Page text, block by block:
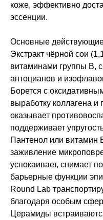
коже, эффективно
эссенции.
Основные
Экстракт чёрной сои
витаминами группы B,
антоцианов и
Борется с
выработку коллагена и
оказывает
поддерживает
Пантенол или витамин
заживление
успокаивает, снимает
барьерные функции
Round Lab
благодаря особым
Церамиды